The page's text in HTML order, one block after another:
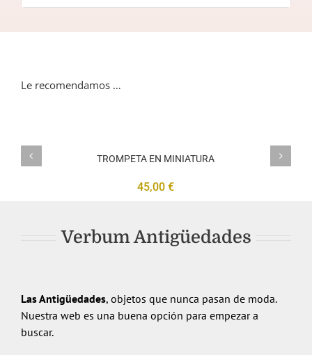
Le recomendamos …
MINIATURA
TROMPETA EN MINIATURA
45,00€
Verbum Antigüedades
Las Antigüedades, objetos que nunca pasan de moda.
Nuestra web es una buena opción para empezar a
buscar.